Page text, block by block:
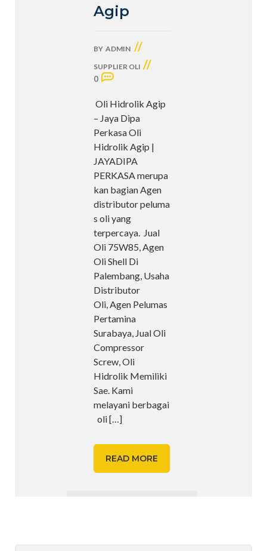
Agip
BY ADMIN //
SUPPLIER OLI //
0
Oli Hidrolik Agip
– Jaya Dipa
Perkasa Oli
Hidrolik Agip |
JAYADIPA
PERKASA merupa
kan bagian Agen
distributor peluma
s oli yang
terpercaya. Jual
Oli 75W85, Agen
Oli Shell Di
Palembang, Usaha
Distributor
Oli, Agen Pelumas
Pertamina
Surabaya, Jual Oli
Compressor
Screw, Oli
Hidrolik Memiliki
Sae. Kami
melayani berbagai
oli[…]
READ MORE